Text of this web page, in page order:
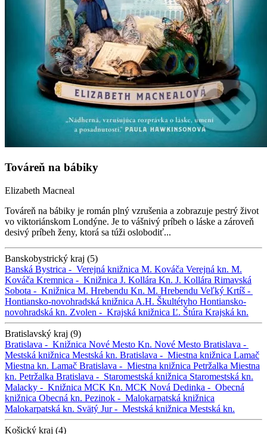
Továreň na bábiky
Elizabeth Macneal
Továreň na bábiky je román plný vzrušenia a zobrazuje pestrý život
vo viktoriánskom Londýne. Je to vášnivý príbeh o láske a zároveň
desivý príbeh ženy, ktorá sa túži oslobodiť...
Banskobystrický kraj (5)
Banská Bystrica - Verejná knižnica M. Kováča Verejná kn. M.
Kováča Kremnica - Knižnica J. Kollára Kn. J. Kollára Rimavská
Sobota - Knižnica M. Hrebendu Kn. M. Hrebendu Veľký Krtíš -
Hontiansko-novohradská knižnica A.H. Škultétyho Hontiansko-
novohradská kn. Zvolen - Krajská knižnica Ľ. Štúra Krajská kn.
Bratislavský kraj (9)
Bratislava - Knižnica Nové Mesto Kn. Nové Mesto Bratislava -
Mestská knižnica Mestská kn. Bratislava - Miestna knižnica Lamač
Miestna kn. Lamač Bratislava - Miestna knižnica Petržalka Miestna
kn. Petržalka Bratislava - Staromestská knižnica Staromestská kn.
Malacky - Knižnica MCK Kn. MCK Nová Dedinka - Obecná
knižnica Obecná kn. Pezinok - Malokarpatská knižnica
Malokarpatská kn. Svätý Jur - Mestská knižnica Mestská kn.
Košický kraj (4)